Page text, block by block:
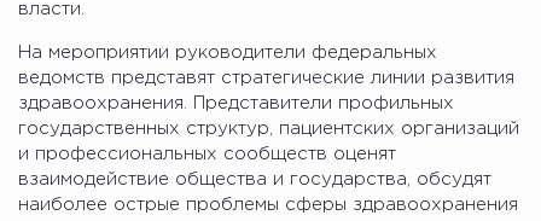
власти.
На мероприятии руководители федеральных
ведомств представят стратегические линии развития
здравоохранения. Представители профильных
государственных структур, пациентских организаций
и профессиональных сообществ оценят
взаимодействие общества и государства, обсудят
наиболее острые проблемы сферы здравоохранения